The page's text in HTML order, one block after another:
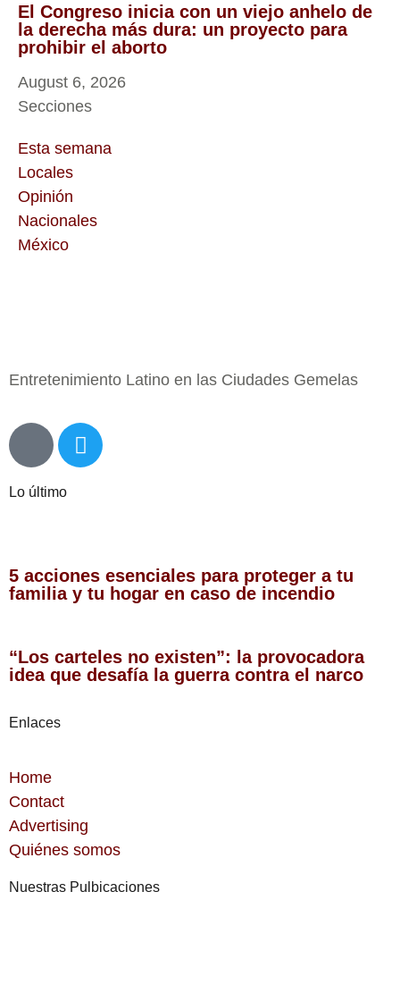
El Congreso inicia con un viejo anhelo de
la derecha más dura: un proyecto para
prohibir el aborto
August 6, 2026
Secciones
Esta semana
Locales
Opinión
Nacionales
México
Entretenimiento Latino en las Ciudades Gemelas
Lo último
5 acciones esenciales para proteger a tu
familia y tu hogar en caso de incendio
“Los carteles no existen”: la provocadora
idea que desafía la guerra contra el narco
Enlaces
Home
Contact
Advertising
Quiénes somos
Nuestras Pulbicaciones